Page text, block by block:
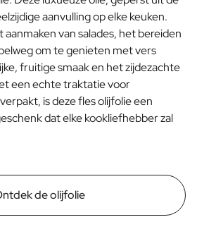
aanvulling op elke keuken.
van salades, het bereiden
om te genieten met vers
fruitige smaak en het zijdezachte
een echte traktatie voor
is deze fles olijfolie een
dat elke kookliefhebber zal
de olijfolie